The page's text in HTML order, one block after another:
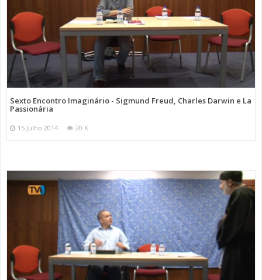
Sexto Encontro Imaginário - Sigmund Freud, Charles Darwin e La
Passionária
15 Julho 2014 20 K